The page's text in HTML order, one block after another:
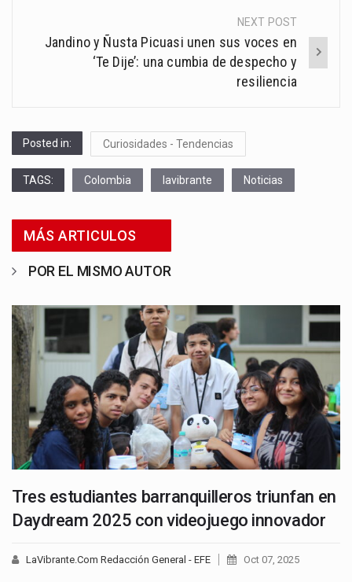
NEXT POST
Jandino y Ñusta Picuasi unen sus voces en
‘Te Dije’: una cumbia de despecho y
resiliencia
Posted in: Curiosidades - Tendencias
TAGS: Colombia lavibrante Noticias
MÁS ARTICULOS
POR EL MISMO AUTOR
Tres estudiantes barranquilleros triunfan en
Daydream 2025 con videojuego innovador
LaVibrante.Com Redacción General - EFE Oct 07, 2025